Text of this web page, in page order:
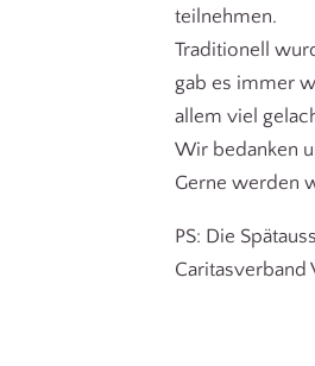
teilnehmen.
Traditionell
gab es immer
allem viel
Wir bedanken
Gerne werden
PS: Die
Caritasverband